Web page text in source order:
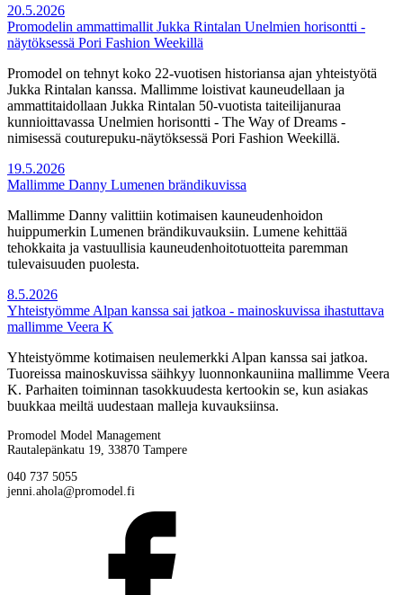
20.5.2026
Promodelin ammattimallit Jukka Rintalan Unelmien horisontti -
näytöksessä Pori Fashion Weekillä
Promodel on tehnyt koko 22-vuotisen historiansa ajan yhteistyötä
Jukka Rintalan kanssa. Mallimme loistivat kauneudellaan ja
ammattitaidollaan Jukka Rintalan 50-vuotista taiteilijanuraa
kunnioittavassa Unelmien horisontti - The Way of Dreams -
nimisessä couturepuku-näytöksessä Pori Fashion Weekillä.
19.5.2026
Mallimme Danny Lumenen brändikuvissa
Mallimme Danny valittiin kotimaisen kauneudenhoidon
huippumerkin Lumenen brändikuvauksiin. Lumene kehittää
tehokkaita ja vastuullisia kauneudenhoitotuotteita paremman
tulevaisuuden puolesta.
8.5.2026
Yhteistyömme Alpan kanssa sai jatkoa - mainoskuvissa ihastuttava
mallimme Veera K
Yhteistyömme kotimaisen neulemerkki Alpan kanssa sai jatkoa.
Tuoreissa mainoskuvissa säihkyy luonnonkauniina mallimme Veera
K. Parhaiten toiminnan tasokkuudesta kertookin se, kun asiakas
buukkaa meiltä uudestaan malleja kuvauksiinsa.
Promodel Model Management
Rautalepänkatu 19, 33870 Tampere
040 737 5055
jenni.ahola@promodel.fi